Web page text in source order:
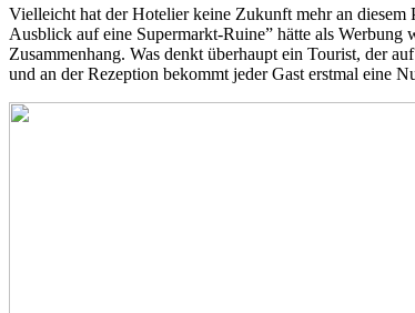
Vielleicht hat der Hotelier keine Zukunft mehr an diesem
Ausblick auf eine Supermarkt-Ruine” hätte als Werbung
Zusammenhang. Was denkt überhaupt ein Tourist, der
und an der Rezeption bekommt jeder Gast erstmal eine